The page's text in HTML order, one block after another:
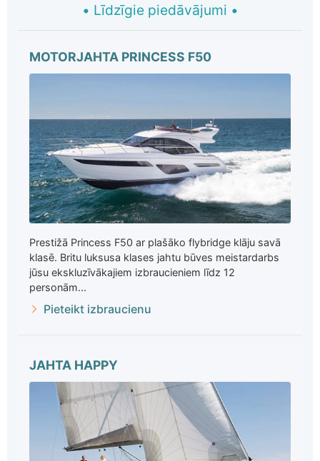
• Līdzīgie piedāvājumi •
MOTORJAHTA PRINCESS F50
Prestižā Princess F50 ar plašāko flybridge klāju savā
klasē. Britu luksusa klases jahtu būves meistardarbs
jūsu ekskluzīvākajiem izbraucieniem līdz 12
personām...
Pieteikt izbraucienu
JAHTA HAPPY